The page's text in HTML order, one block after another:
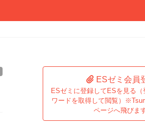
ESゼミ会員
ESゼミに登録してESを見る（
ワードを取得して閲覧）
ページへ飛びま